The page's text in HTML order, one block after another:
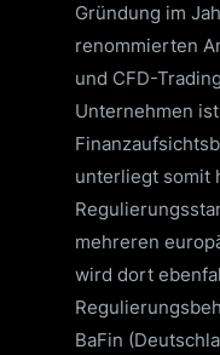
Gründung im
renommierten
und CFD-
Unternehmen
unterliegt somit
mehreren
wird dort
BaFin